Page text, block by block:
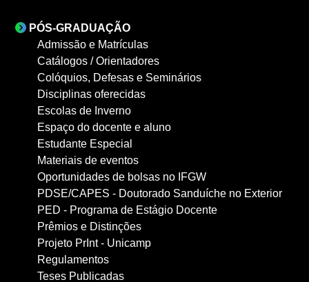
PÓS-GRADUAÇÃO
Admissão e Matrículas
Catálogos / Orientadores
Colóquios, Defesas e Seminários
Disciplinas oferecidas
Escolas de Inverno
Espaço do docente e aluno
Estudante Especial
Materiais de eventos
Oportunidades de bolsas no IFGW
PDSE/CAPES - Doutorado Sanduíche no Exterior
PED - Programa de Estágio Docente
Prêmios e Distinções
Projeto PrInt - Unicamp
Regulamentos
Teses Publicadas